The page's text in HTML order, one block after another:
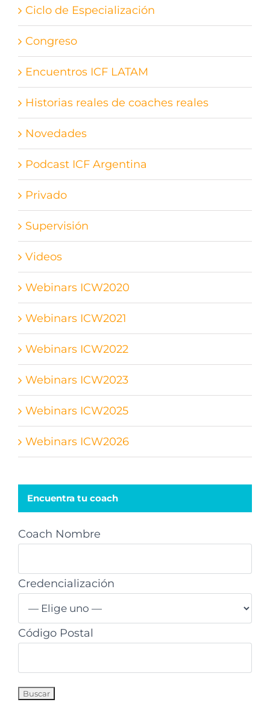
Ciclo de Especialización
Congreso
Encuentros ICF LATAM
Historias reales de coaches reales
Novedades
Podcast ICF Argentina
Privado
Supervisión
Videos
Webinars ICW2020
Webinars ICW2021
Webinars ICW2022
Webinars ICW2023
Webinars ICW2025
Webinars ICW2026
Encuentra tu coach
Coach Nombre
Credencialización
Código Postal